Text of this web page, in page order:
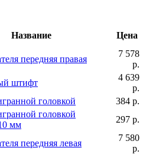
Название Цена
передняя правая
7 578
р.
штифт
4 639
р.
головкой
384 р.
головкой
мм
297 р.
передняя левая
7 580
р.